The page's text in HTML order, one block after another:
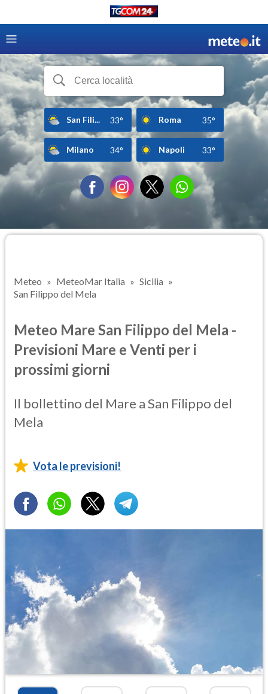
San Fili... 33° Roma 35°
Milano 34° Napoli 33°
Meteo MeteoMar Italia
Sicilia
San Filippo del Mela
Meteo Mare San Filippo del Mela -
Previsioni Mare e Venti per i
prossimi giorni
Il bollettino del Mare a San Filippo del
Mela
Vota le previsioni!